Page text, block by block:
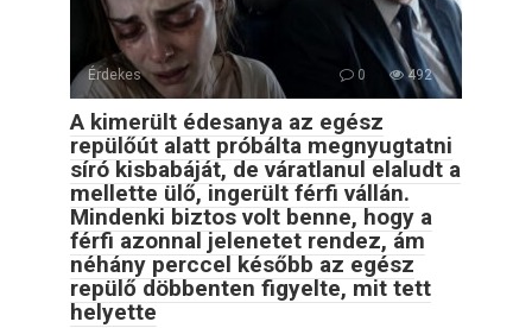
Érdekes 0 492
A kimerült édesanya az egész
repülőút alatt próbálta megnyugtatni
síró kisbabáját, de váratlanul elaludt a
mellette ülő, ingerült férfi vállán.
Mindenki biztos volt benne, hogy a
férfi azonnal jelenetet rendez, ám
néhány perccel később az egész
repülő döbbenten figyelte, mit tett
helyette